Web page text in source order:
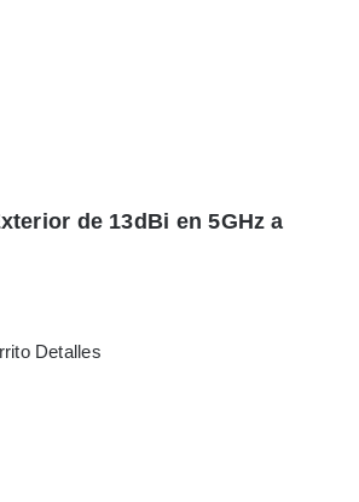
de 13dBi en 5GHz a
Detalles